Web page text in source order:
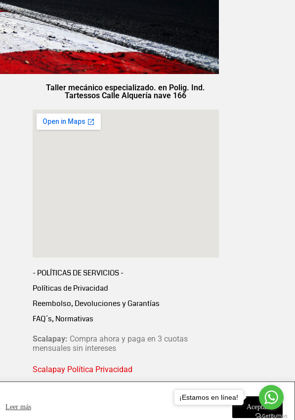
Leer más Aceptar
Taller mecánico especializado. en Polig. Ind.
Tartessos Calle Alquería nave 166
- POLÍTICAS DE SERVICIOS -
Políticas de Privacidad
Reembolso, Devoluciones y Garantías
FAQ´s, Normativas
Scalapay: Compra ahora y paga en 3 cuotas
mensuales sin intereses
Scalapay Política Privacidad
¡Estamos en línea!